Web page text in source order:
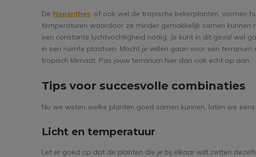
De Nepenthes, of ook wel de tropische bekerplanten, vormen
temperaturen waardoor ze minder gemakkelijk samen
een constante luchtvochtigheid nodig. Je kunt in dit geval wel
in een ruimte plaatsen. Mocht je willen gaan voor een
tropisch klimaat. Pas jouw terrarium hier dan ook echt op aan.
Tips voor succesvolle combinaties
Nu we weten welke planten goed samen kunnen, laten we
Licht en temperatuur
Let er goed op dat de planten die je bij elkaar wilt zetten